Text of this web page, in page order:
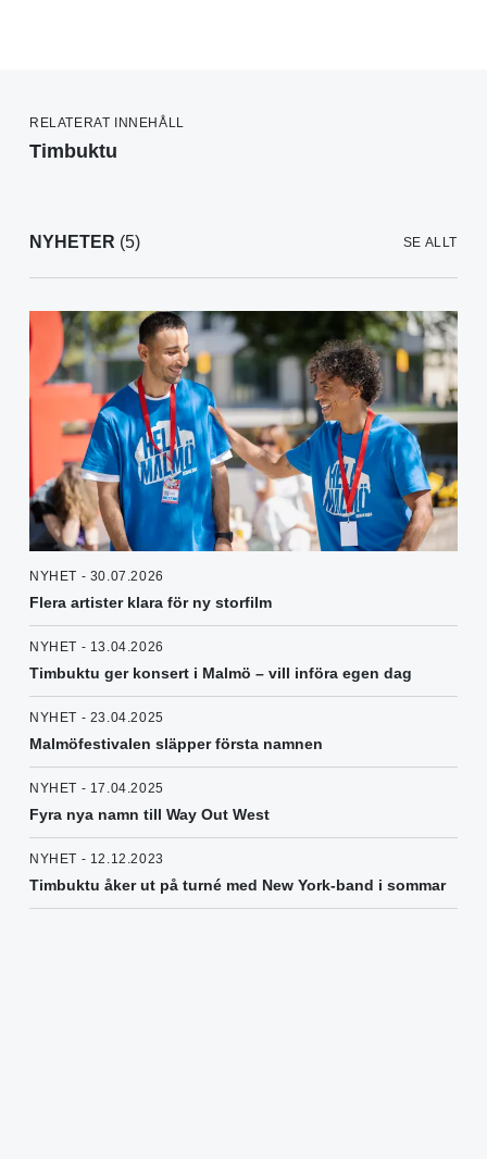
RELATERAT INNEHÅLL
Timbuktu
NYHETER (5) SE ALLT
NYHET - 30.07.2026
Flera artister klara för ny storfilm
NYHET - 13.04.2026
Timbuktu ger konsert i Malmö – vill införa egen dag
NYHET - 23.04.2025
Malmöfestivalen släpper första namnen
NYHET - 17.04.2025
Fyra nya namn till Way Out West
NYHET - 12.12.2023
Timbuktu åker ut på turné med New York-band i sommar